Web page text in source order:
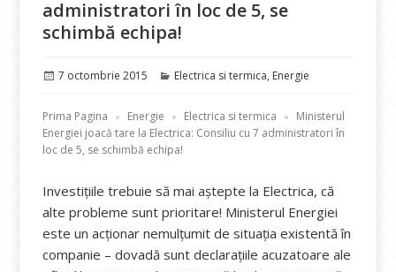
administratori în loc de 5, se
schimbă echipa!
Publicat
7 octombrie 2015 Categorii
Electrica si termica, Energie
Prima Pagina Energie Electrica si termica
Ministerul
Energiei joacă tare la Electrica: Consiliu cu 7 administratori în
loc de 5, se schimbă echipa!
Investițiile trebuie să mai aștepte la Electrica, că
alte probleme sunt prioritare! Ministerul Energiei
este un acționar nemulțumit de situația existentă în
companie – dovadă sunt declarațiile acuzatoare ale